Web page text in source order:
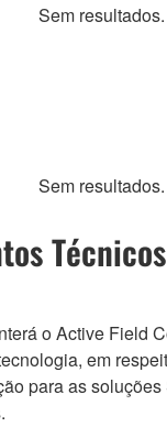
Sem resultados.
Sem resultados.
Técnicos
o Active Field
em
para as